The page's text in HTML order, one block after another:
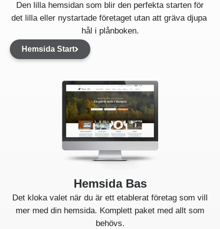
Den lilla hemsidan som blir den perfekta starten för
det lilla eller nystartade företaget utan att gräva djupa
hål i plånboken.
Hemsida Start
Hemsida Bas
Det kloka valet när du är ett etablerat företag som vill
mer med din hemsida. Komplett paket med allt som
behövs.